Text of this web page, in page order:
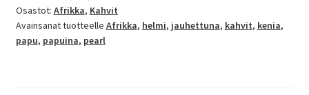
Osastot: Afrikka, Kahvit
Avainsanat tuotteelle Afrikka, helmi, jauhettuna, kahvit, kenia,
papu, papuina, pearl